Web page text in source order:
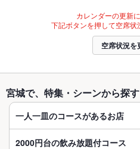
カレンダーの更新
下記ボタンを押して空席状
空席状況を
宮城で、特集・シーンから探す
一人一皿のコースがあるお店
2000円台の飲み放題付コース